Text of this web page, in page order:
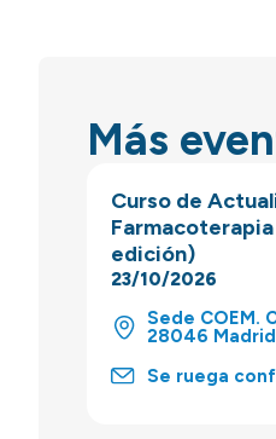
Más
Curso de
edición)
23/10/2026
Sede COEM.
28046 Madrid
Se ruega